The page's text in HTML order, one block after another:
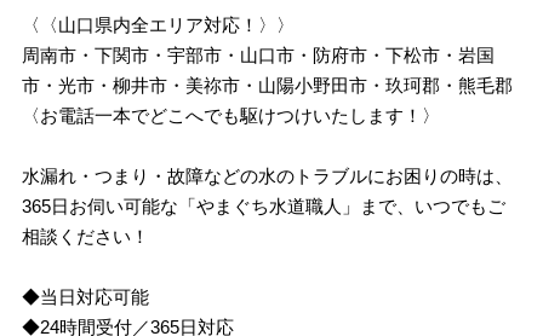
〈〈山口県内全エリア対応！〉〉
周南市・下関市・宇部市・山口市・防府市・下松市・岩国
市・光市・柳井市・美祢市・山陽小野田市・玖珂郡・熊毛郡
〈お電話一本でどこへでも駆けつけいたします！〉
水漏れ・つまり・故障などの水のトラブルにお困りの時は、
365日お伺い可能な「やまぐち水道職人」まで、いつでもご
相談ください！
◆当日対応可能
◆24時間受付／365日対応